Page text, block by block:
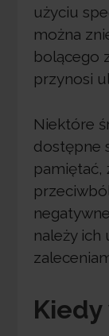
użyciu
można
bolącego
przynosi
Niektóre
dostępne
pamiętać,
należy ich